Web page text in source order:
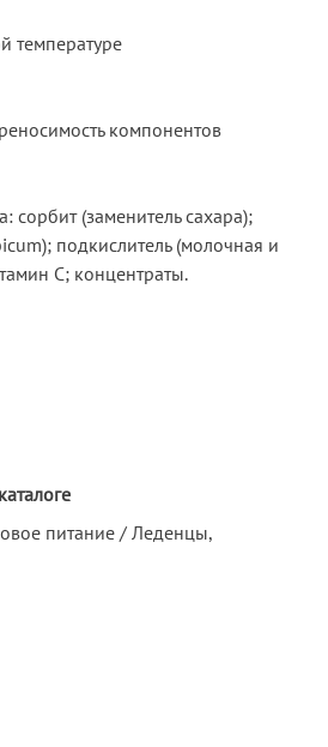
температуре
компонентов
сорбит (заменитель сахара);
подкислитель (молочная и
С; концентраты.
питание / Леденцы,